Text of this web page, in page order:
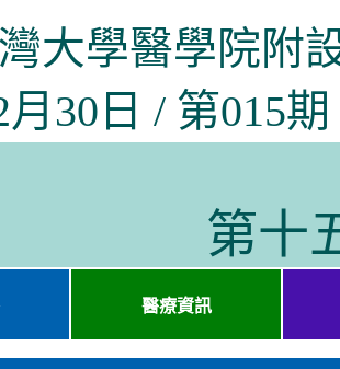
大學醫學院
月30日 / 第015期
第十
醫療資訊